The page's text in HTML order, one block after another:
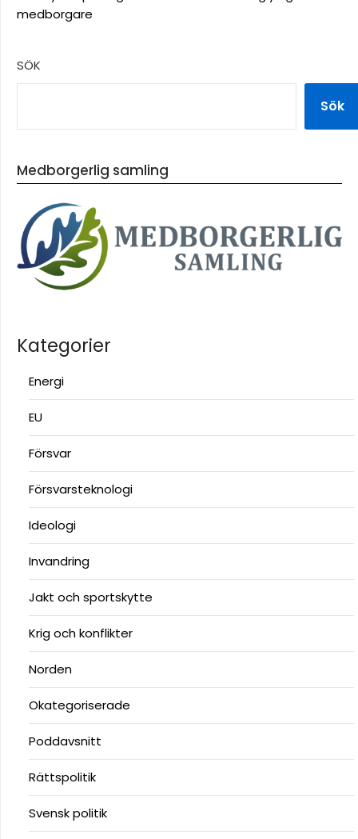
medborgare
SÖK
Sök
Medborgerlig samling
Kategorier
Energi
EU
Försvar
Försvarsteknologi
Ideologi
Invandring
Jakt och sportskytte
Krig och konflikter
Norden
Okategoriserade
Poddavsnitt
Rättspolitik
Svensk politik